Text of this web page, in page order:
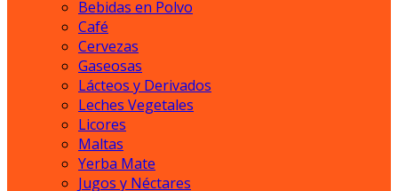
Bebidas en Polvo
Café
Cervezas
Gaseosas
Lácteos y Derivados
Leches Vegetales
Licores
Maltas
Yerba Mate
Jugos y Néctares